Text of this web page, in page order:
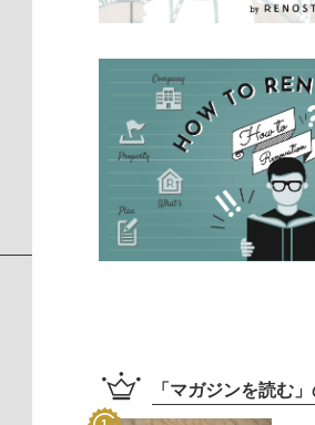
「 マガジンを読む